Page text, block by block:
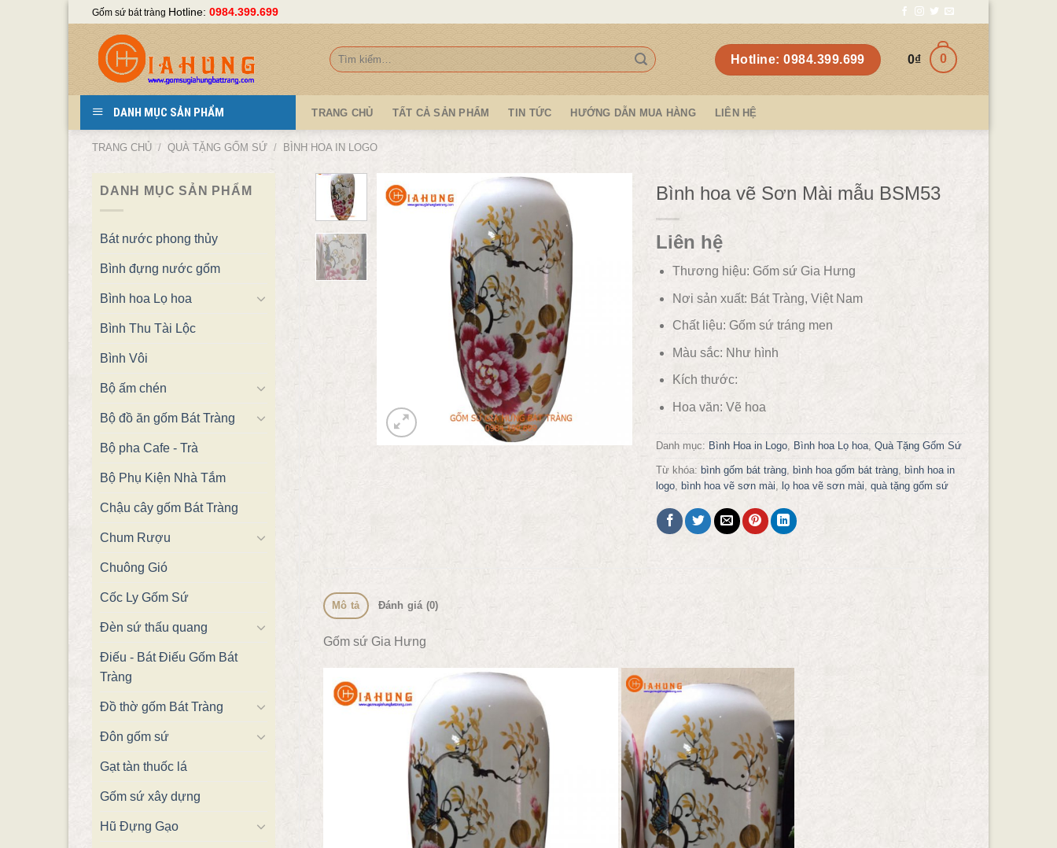
Skip
content
Gốm sứ bát tràng Hotline: 0984.399.699
Tìm
kiếm:
Hotline: 0984.399.699 0₫ 0
DANH MỤC SẢN PHẨM TRANG CHỦ TẤT CẢ SẢN PHẨM TIN TỨC HƯỚNG DẪN MUA HÀNG LIÊN HỆ
TRANG CHỦ / QUÀ TẶNG GỐM SỨ / BÌNH HOA IN LOGO
DANH MỤC SẢN PHẨM
Bát nước phong thủy
Bình đựng nước gốm
Bình hoa Lọ hoa
Bình Thu Tài Lộc
Bình Vôi
Bộ ấm chén
Bộ đồ ăn gốm Bát Tràng
Bộ pha Cafe - Trà
Bộ Phụ Kiện Nhà Tắm
Chậu cây gốm Bát Tràng
Chum Rượu
Chuông Gió
Cốc Ly Gốm Sứ
Đèn sứ thấu quang
Điếu - Bát Điếu Gốm Bát
Tràng
Đồ thờ gốm Bát Tràng
Đôn gốm sứ
Gạt tàn thuốc lá
Gốm sứ xây dựng
Hũ Đựng Gạo
Bình hoa vẽ Sơn Mài mẫu BSM53
Liên hệ
Thương hiệu: Gốm sứ Gia Hưng
Nơi sản xuất: Bát Tràng, Việt Nam
Chất liệu: Gốm sứ tráng men
Màu sắc: Như hình
Kích thước:
Hoa văn: Vẽ hoa
Danh mục: Bình Hoa in Logo, Bình hoa Lọ hoa, Quà Tặng Gốm Sứ
Từ khóa: bình gốm bát tràng, bình hoa gốm bát tràng,
bình hoa in
logo, bình hoa vẽ sơn mài lọ hoa vẽ sơn mài quà tặng gốm sứ
Mô tả Đánh giá (0)
Gốm sứ Gia Hưng